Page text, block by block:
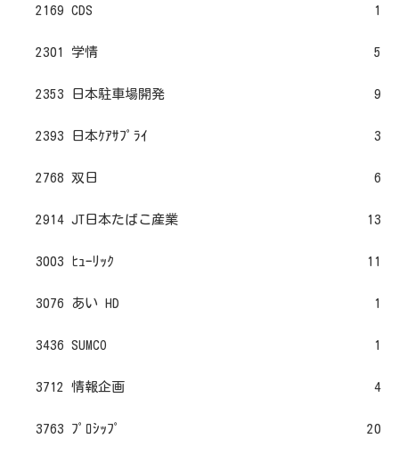
2169 CDS 1
2301 学情 5
2353 日本駐車場開発 9
2393 日本ｹｱｻﾌﾟﾗｲ 3
2768 双日 6
2914 JT日本たばこ産業 13
3003 ﾋｭｰﾘｯｸ 11
3076 あい HD 1
3436 SUMCO 1
3712 情報企画 4
3763 ﾌﾟﾛｼｯﾌﾟ 20